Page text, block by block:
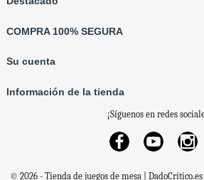
COMPRA 100% SEGURA
Su cuenta
Información de la tienda
¡Síguenos en redes
FacebookYouTube
© 2026 - Tienda de juegos de mesa | DadoCrítico.es